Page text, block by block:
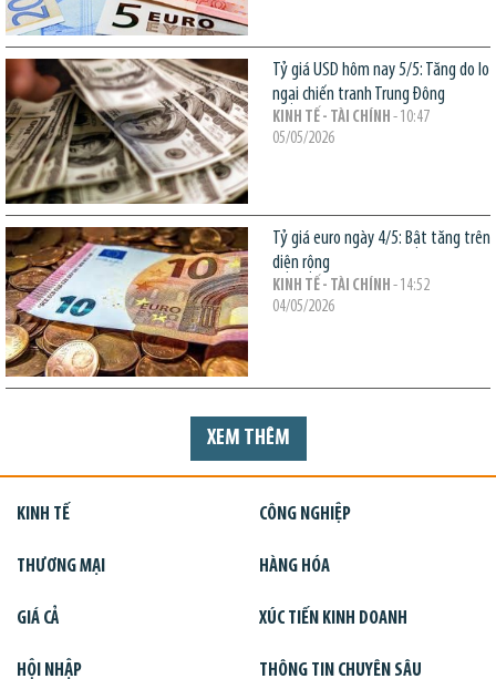
Tỷ giá USD hôm nay 5/5: Tăng do lo
ngại chiến tranh Trung Đông
KINH TẾ - TÀI CHÍNH - 10:47
05/05/2026
Tỷ giá euro ngày 4/5: Bật tăng trên
diện rộng
KINH TẾ - TÀI CHÍNH - 14:52
04/05/2026
XEM THÊM
KINH TẾ CÔNG NGHIỆP
THƯƠNG MẠI HÀNG HÓA
GIÁ CẢ XÚC TIẾN KINH DOANH
HỘI NHẬP THÔNG TIN CHUYÊN SÂU